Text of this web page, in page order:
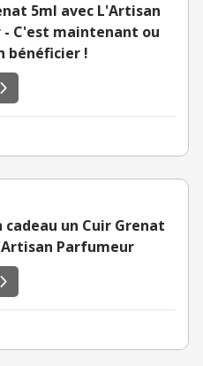
5ml avec L'Artisan
C'est maintenant ou
bénéficier !
cadeau un Cuir Grenat
Parfumeur